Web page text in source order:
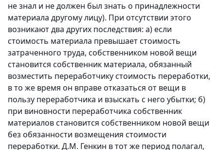
не знал и не должен был знать о принадлежности
материала другому лицу). При отсутствии этого
возникают два других последствия: a) если
стоимость материала превышает стоимость
затраченного труда, собственником новой вещи
становится собственник материала, обязанный
возместить переработчику стоимость переработки,
в то же время он вправе отказаться от вещи в
пользу переработчика и взыскать с него убытки; б)
при виновности переработчика собственник
материалов становится собственником новой вещи
без обязанности возмещения стоимости
переработки. Д.М. Генкин в тот же период полагал,